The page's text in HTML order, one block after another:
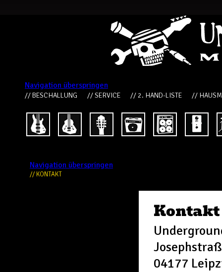
Navigation überspringen
// BESCHALLUNG // SERVICE // 2. HAND-LISTE //
Navigation überspringen
// KONTAKT
Kontakt
04177